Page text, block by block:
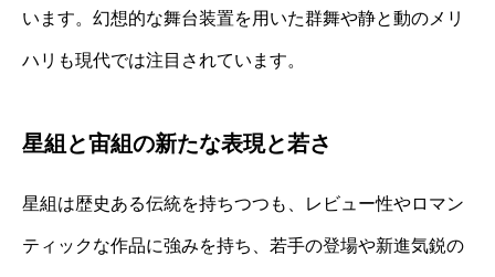
います。幻想的な舞台装置を用いた群舞や静と動のメリ
ハリも現代では注目されています。
星組と宙組の新たな表現と若さ
星組は歴史ある伝統を持ちつつも、レビュー性やロマン
ティックな作品に強みを持ち、若手の登場や新進気鋭の